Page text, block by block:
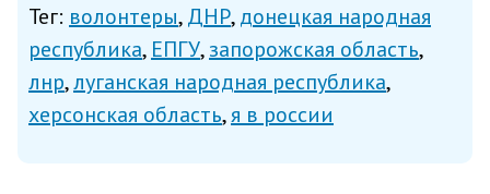
портале можно выбрать программу
«Молодой Гвардии Единой России» и
«Волонтёрской Роты» по направ...
Тег: волонтеры ДНР донецкая народная
республика ЕПГУ запорожская область
лнр луганская народная республика
херсонская область я в россии